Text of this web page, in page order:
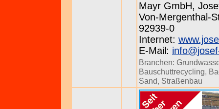
Mayr GmbH,
Von-Mergenthal-
92939-0
Internet:
E-Mail:
Branchen:
Bauschuttrecycling,
Sand, Straßenbau